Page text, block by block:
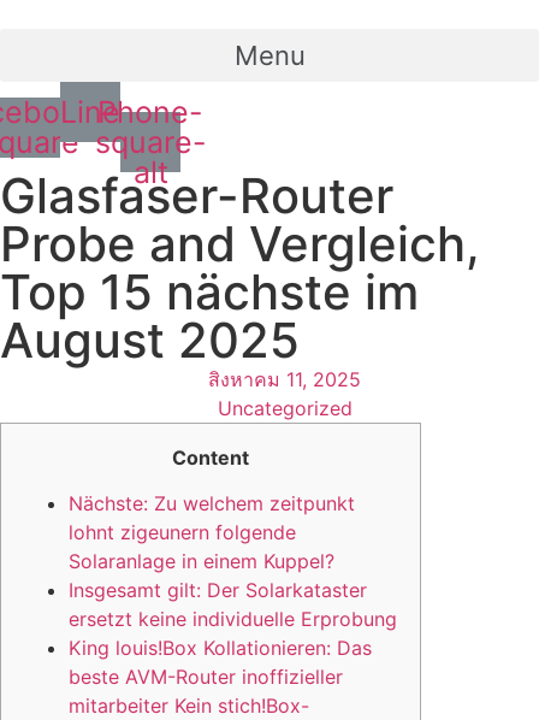
Menu
LinePhone-
square-
alt
Glasfaser-Router
Probe and Vergleich,
Top 15 nächste im
August 2025
สิงหาคม 11, 2025
Uncategorized
Content
Nächste: Zu welchem zeitpunkt
lohnt zigeunern folgende
Solaranlage in einem Kuppel?
Insgesamt gilt: Der Solarkataster
ersetzt keine individuelle Erprobung
King louis!Box Kollationieren: Das
beste AVM-Router inoffizieller
mitarbeiter Kein stich!Box-